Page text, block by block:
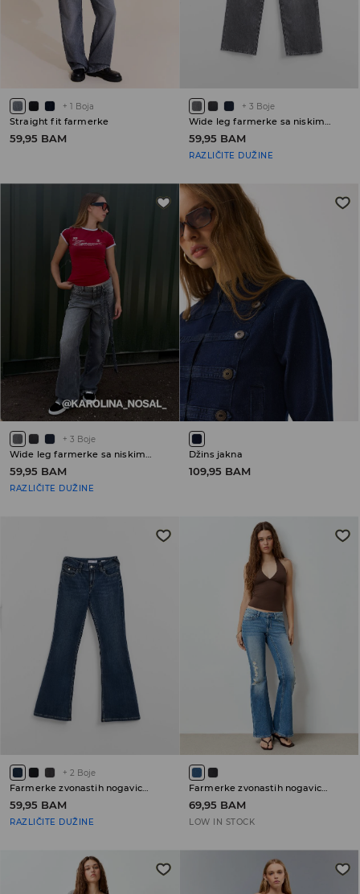
+ 1 Boja
Straight fit farmerke
59,95 BAM
+ 3 Boje
Wide leg farmerke sa niskim strukom
59,95 BAM
RAZLIČITE DUŽINE
+ 3 Boje
Wide leg farmerke sa niskim strukom
59,95 BAM
RAZLIČITE DUŽINE
Džins jakna
109,95 BAM
+ 2 Boje
Farmerke zvonastih nogavica sa niskim strukom PETITE
59,95 BAM
RAZLIČITE DUŽINE
Farmerke zvonastih nogavica sa niskim strukom
69,95 BAM
LOW IN STOCK